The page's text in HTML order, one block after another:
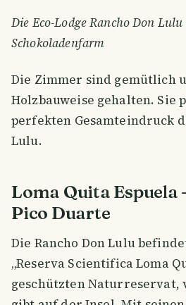
Die Eco-Lodge Rancho Don
Schokoladenfarm
Die Zimmer sind gemütlich
Holzbauweise gehalten. Sie
perfekten Gesamteindruck
Lulu.
Loma Quita Espuela
Pico Duarte
Die Rancho Don Lulu
„Reserva Scientifica Loma
geschützten Naturreservat,